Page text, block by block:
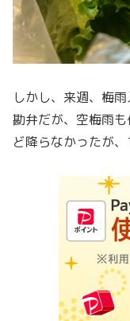
しかし、来週、梅
勘弁だが、空梅雨
ど降らなかったが